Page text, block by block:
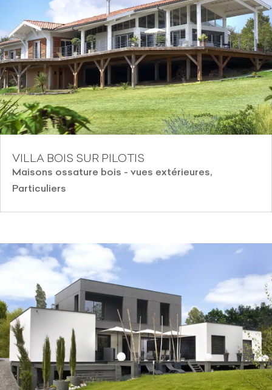
VILLA BOIS SUR PILOTIS
Maisons ossature bois - vues extérieures,
Particuliers